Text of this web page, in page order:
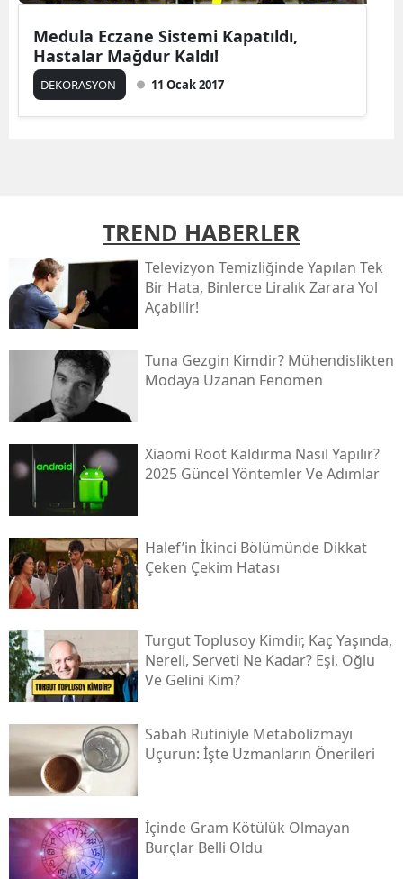
Medula Eczane Sistemi Kapatıldı,
Hastalar Mağdur Kaldı!
DEKORASYON 11 Ocak 2017
TREND HABERLER
Televizyon Temizliğinde Yapılan Tek
Bir Hata, Binlerce Liralık Zarara Yol
Açabilir!
Tuna Gezgin Kimdir? Mühendislikten
Modaya Uzanan Fenomen
Xiaomi Root Kaldırma Nasıl Yapılır?
2025 Güncel Yöntemler Ve Adımlar
Halef’in İkinci Bölümünde Dikkat
Çeken Çekim Hatası
Turgut Toplusoy Kimdir, Kaç Yaşında,
Nereli, Serveti Ne Kadar? Eşi, Oğlu
Ve Gelini Kim?
Sabah Rutiniyle Metabolizmayı
Uçurun: İşte Uzmanların Önerileri
İçinde Gram Kötülük Olmayan
Burçlar Belli Oldu